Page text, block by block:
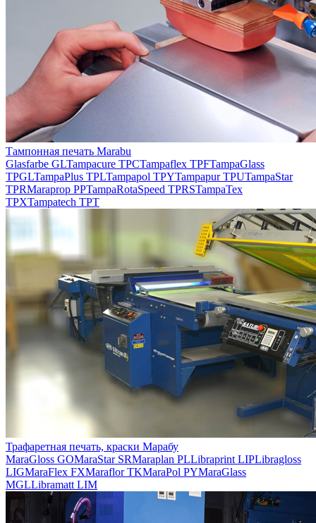
Тампонная печать Marabu
Glasfarbe GLTampacure TPCTampaflex TPFTampaGlass
TPGLTampaPlus TPLTampapol TPYTampapur TPUTampaStar
TPRMaraprop PPTampaRotaSpeed TPRSTampaTex
TPXTampatech TPT
Трафаретная печать, краски Марабу
MaraGloss GOMaraStar SRMaraplan PLLibraprint LIPLibragloss
LIGMaraFlex FXMaraflor TKMaraPol PYMaraGlass
MGLLibramatt LIM